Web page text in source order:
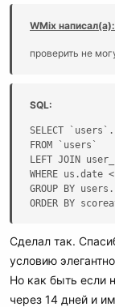
WMix написал(а):
проверить не
SQL:
SELECT
FROM `users`
LEFT JOIN
WHERE us.date
GROUP BY
ORDER BY
Сделал так.
условию
Но как быть если
через 14 дней и